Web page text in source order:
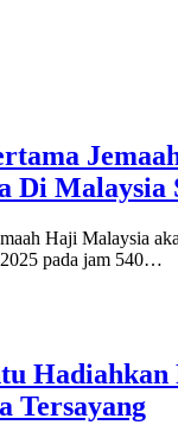
Di Malaysia
Haji Malaysia
pada jam 540…
Hadiahkan
Tersayang